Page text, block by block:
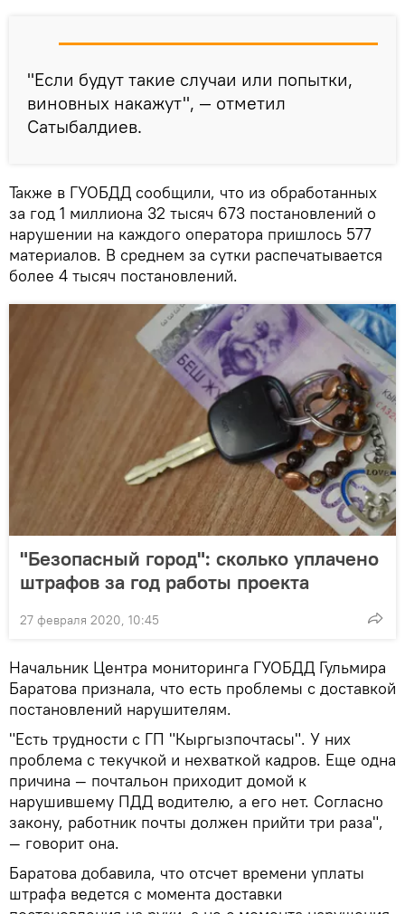
"Если будут такие случаи или попытки,
виновных накажут", — отметил
Сатыбалдиев.
Также в ГУОБДД сообщили, что из обработанных
за год 1 миллиона 32 тысяч 673 постановлений о
нарушении на каждого оператора пришлось 577
материалов. В среднем за сутки распечатывается
более 4 тысяч постановлений.
"Безопасный город": сколько уплачено
штрафов за год работы проекта
27 февраля 2020, 10:45
Начальник Центра мониторинга ГУОБДД Гульмира
Баратова признала, что есть проблемы с доставкой
постановлений нарушителям.
"Есть трудности с ГП "Кыргызпочтасы". У них
проблема с текучкой и нехваткой кадров. Еще одна
причина — почтальон приходит домой к
нарушившему ПДД водителю, а его нет. Согласно
закону, работник почты должен прийти три раза",
— говорит она.
Баратова добавила, что отсчет времени уплаты
штрафа ведется с момента доставки